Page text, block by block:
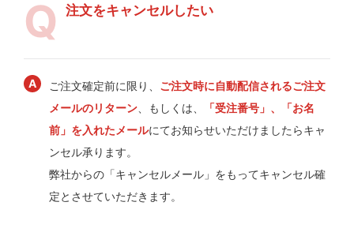
注文をキャンセルしたい
ご注文確定前に限り、 ご注文時に自動配信されるご注文
メールのリターン 、もしくは、
「受注番号」、「お名
前」を入れたメールにてお知らせいただけましたらキャ
ンセル承ります。
弊社からの「キャンセルメール」をもってキャンセル確
定とさせていただきます。